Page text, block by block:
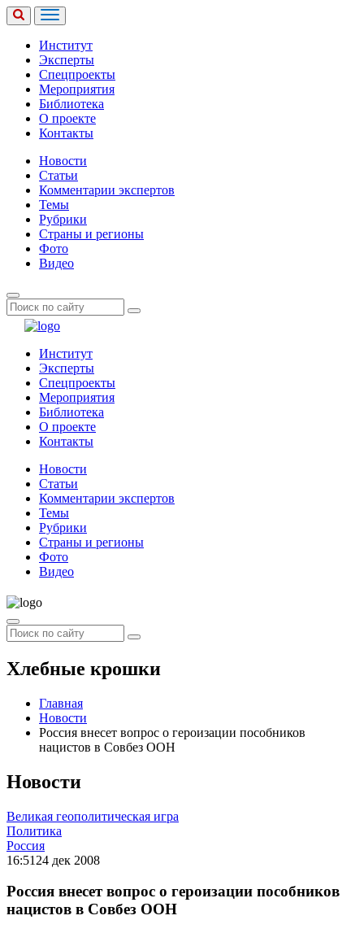
Институт
Эксперты
Спецпроекты
Мероприятия
Библиотека
О проекте
Контакты
Новости
Статьи
Комментарии экспертов
Темы
Рубрики
Страны и регионы
Фото
Видео
Институт
Эксперты
Спецпроекты
Мероприятия
Библиотека
О проекте
Контакты
Новости
Статьи
Комментарии экспертов
Темы
Рубрики
Страны и регионы
Фото
Видео
Хлебные крошки
Главная
Новости
Россия внесет вопрос о героизации пособников
нацистов в Совбез ООН
Новости
Великая геополитическая игра
Политика
Россия
16:51 24 дек 2008
Россия внесет вопрос о героизации пособников
нацистов в Совбез ООН